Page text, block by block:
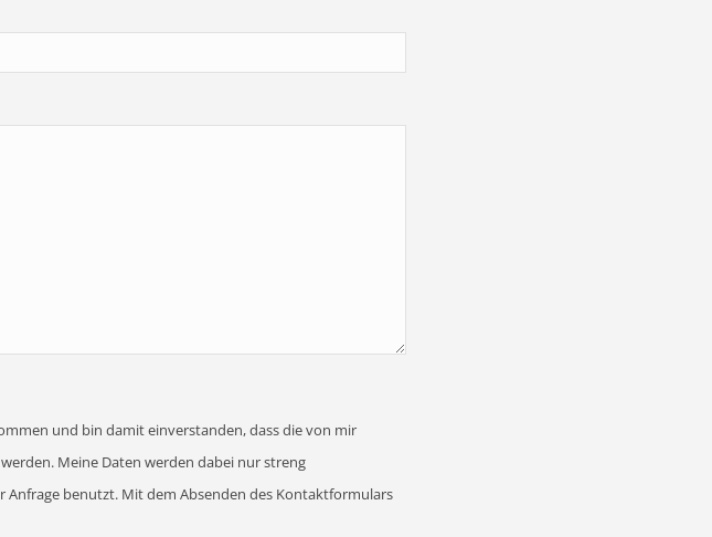
und bin damit einverstanden, dass die von mir
Meine Daten werden dabei nur streng
benutzt. Mit dem Absenden des Kontaktformulars